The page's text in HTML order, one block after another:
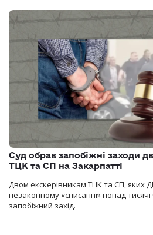
Суд обрав запобіжні заходи
ТЦК та СП на Закарпатті
Двом екскерівникам ТЦК та СП, яких
незаконному «списанні» понад тисячі
запобіжний захід.